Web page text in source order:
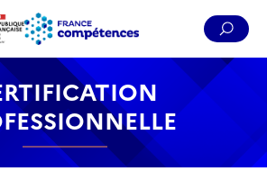
Menu Pied de page
de navigation